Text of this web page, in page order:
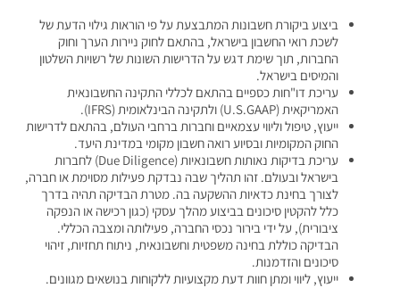
ביצוע ביקורת חשבונות המתבצעת על פי הוראות גילוי הדעת של
לשכת רואי החשבון בישראל, בהתאם לחוק ניירות הערך וחוק
החברות, תוך שימת דגש על הדרישות השונות של רשויות השלטון
והמיסים בישראל.
עריכת דו"חות כספיים בהתאם לכללי התקינה החשבונאית
האמריקאית (U.S.GAAP) ולתקינה הבינלאומית (IFRS).
ייעוץ, טיפול וליווי עצמאיים וחברות ברחבי העולם, בהתאם לדרישות
החוק המקומיות ובסיוע רואה חשבון מקומי במדינת היעד.
עריכת בדיקות נאותות חשבונאיות (Due Diligence) לחברות
בישראל ובעולם. זהו תהליך שבה נבדקת פעילות מסוימת או חברה,
לצורך בחינת כדאיות ההשקעה בה. מטרת הבדיקה תהיה בדרך
כלל להקטין סיכונים בביצוע מהלך עסקי (כגון רכישה או הנפקה
ציבורית), על ידי בירור נכסי החברה, פעילותה ומצבה הכללי.
הבדיקה כוללת בחינה משפטית וחשבונאית, ניתוח תחזיות, זיהוי
סיכונים והזדמנות.
ייעוץ, ליווי ומתן חוות דעת מקצועיות ללקוחות בנושאים מגוונים.